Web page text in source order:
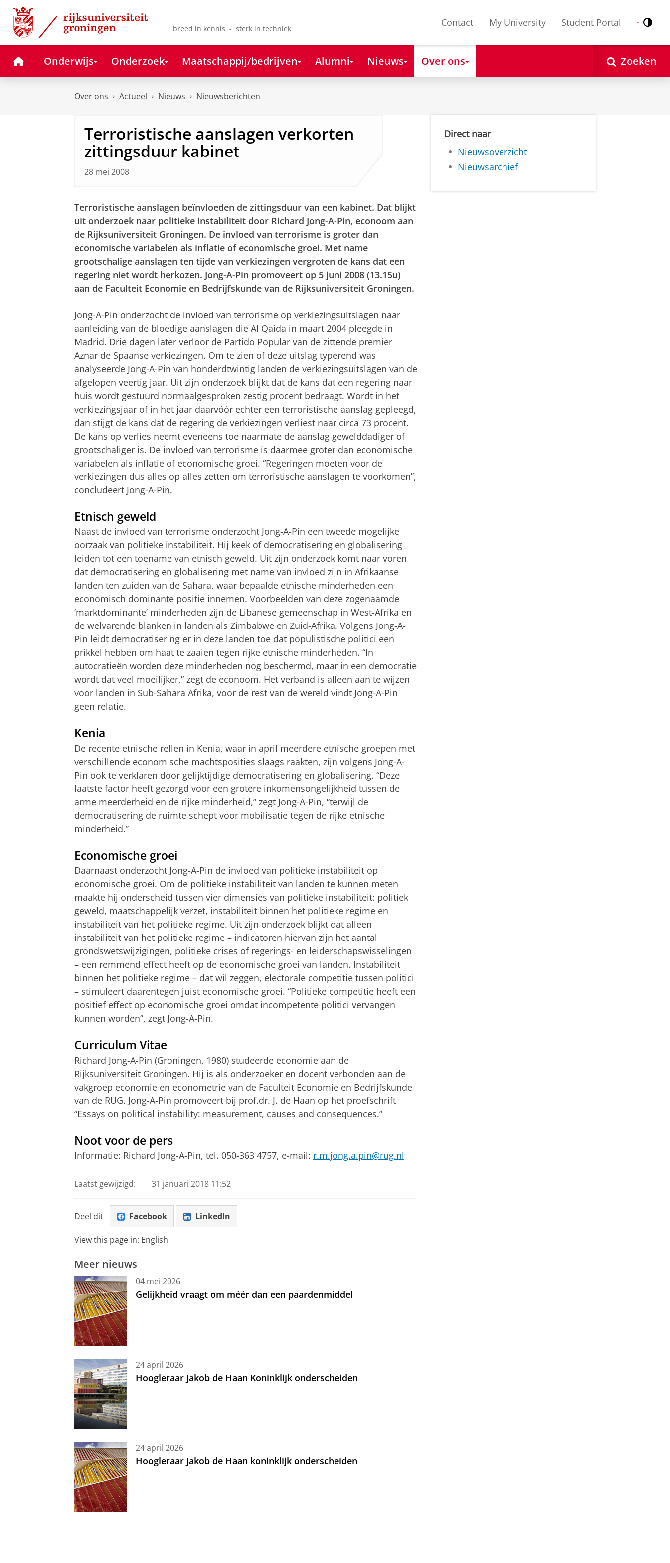
Skip
Content
Skip
Navigation
breed in kennis - sterk in techniek
Contact My University Student Portal Nederlands
English
HomeOnderwijs Onderzoek Maatschappij/bedrijven Alumni Nieuws Over ons Zoeken
Over ons Actueel Nieuws Nieuwsberichten
Terroristische aanslagen verkorten
zittingsduur kabinet
28 mei 2008
Terroristische aanslagen beïnvloeden de zittingsduur van een kabinet. Dat blijkt
uit onderzoek naar politieke instabiliteit door Richard Jong-A-Pin, econoom aan
de Rijksuniversiteit Groningen. De invloed van terrorisme is groter dan
economische variabelen als inflatie of economische groei. Met name
grootschalige aanslagen ten tijde van verkiezingen vergroten de kans dat een
regering niet wordt herkozen. Jong-A-Pin promoveert op 5 juni 2008 (13.15u)
aan de Faculteit Economie en Bedrijfskunde van de Rijksuniversiteit Groningen.
Jong-A-Pin onderzocht de invloed van terrorisme op verkiezingsuitslagen naar
aanleiding van de bloedige aanslagen die Al Qaida in maart 2004 pleegde in
Madrid. Drie dagen later verloor de Partido Popular van de zittende premier
Aznar de Spaanse verkiezingen. Om te zien of deze uitslag typerend was
analyseerde Jong-A-Pin van honderdtwintig landen de verkiezingsuitslagen van de
afgelopen veertig jaar. Uit zijn onderzoek blijkt dat de kans dat een regering naar
huis wordt gestuurd normaalgesproken zestig procent bedraagt. Wordt in het
verkiezingsjaar of in het jaar daarvóór echter een terroristische aanslag gepleegd,
dan stijgt de kans dat de regering de verkiezingen verliest naar circa 73 procent.
De kans op verlies neemt eveneens toe naarmate de aanslag gewelddadiger of
grootschaliger is. De invloed van terrorisme is daarmee groter dan economische
variabelen als inflatie of economische groei. “Regeringen moeten voor de
verkiezingen dus alles op alles zetten om terroristische aanslagen te voorkomen”,
concludeert Jong-A-Pin.
Etnisch geweld
Naast de invloed van terrorisme onderzocht Jong-A-Pin een tweede mogelijke
oorzaak van politieke instabiliteit. Hij keek of democratisering en globalisering
leiden tot een toename van etnisch geweld. Uit zijn onderzoek komt naar voren
dat democratisering en globalisering met name van invloed zijn in Afrikaanse
landen ten zuiden van de Sahara, waar bepaalde etnische minderheden een
economisch dominante positie innemen. Voorbeelden van deze zogenaamde
‘marktdominante’ minderheden zijn de Libanese gemeenschap in West-Afrika en
de welvarende blanken in landen als Zimbabwe en Zuid-Afrika. Volgens Jong-A-
Pin leidt democratisering er in deze landen toe dat populistische politici een
prikkel hebben om haat te zaaien tegen rijke etnische minderheden. “In
autocratieën worden deze minderheden nog beschermd, maar in een democratie
wordt dat veel moeilijker,” zegt de econoom. Het verband is alleen aan te wijzen
voor landen in Sub-Sahara Afrika, voor de rest van de wereld vindt Jong-A-Pin
geen relatie.
Kenia
De recente etnische rellen in Kenia, waar in april meerdere etnische groepen met
verschillende economische machtsposities slaags raakten, zijn volgens Jong-A-
Pin ook te verklaren door gelijktijdige democratisering en globalisering. “Deze
laatste factor heeft gezorgd voor een grotere inkomensongelijkheid tussen de
arme meerderheid en de rijke minderheid,” zegt Jong-A-Pin, “terwijl de
democratisering de ruimte schept voor mobilisatie tegen de rijke etnische
minderheid.”
Economische groei
Daarnaast onderzocht Jong-A-Pin de invloed van politieke instabiliteit op
economische groei. Om de politieke instabiliteit van landen te kunnen meten
maakte hij onderscheid tussen vier dimensies van politieke instabiliteit: politiek
geweld, maatschappelijk verzet, instabiliteit binnen het politieke regime en
instabiliteit van het politieke regime. Uit zijn onderzoek blijkt dat alleen
instabiliteit van het politieke regime – indicatoren hiervan zijn het aantal
grondswetswijzigingen, politieke crises of regerings- en leiderschapswisselingen
– een remmend effect heeft op de economische groei van landen. Instabiliteit
binnen het politieke regime – dat wil zeggen, electorale competitie tussen politici
– stimuleert daarentegen juist economische groei. “Politieke competitie heeft een
positief effect op economische groei omdat incompetente politici vervangen
kunnen worden”, zegt Jong-A-Pin.
Curriculum Vitae
Richard Jong-A-Pin (Groningen, 1980) studeerde economie aan de
Rijksuniversiteit Groningen. Hij is als onderzoeker en docent verbonden aan de
vakgroep economie en econometrie van de Faculteit Economie en Bedrijfskunde
van de RUG. Jong-A-Pin promoveert bij prof.dr. J. de Haan op het proefschrift
“Essays on political instability: measurement, causes and consequences.”
Noot voor de pers
Informatie: Richard Jong-A-Pin, tel. 050-363 4757, e-mail: r.m.jong.a.pin@rug.nl
Laatst gewijzigd: 31 januari 2018 11:52
Deel dit Facebook LinkedIn
View this page in: English
Meer nieuws
04 mei 2026
Gelijkheid vraagt om méér dan een paardenmiddel
24 april 2026
Hoogleraar Jakob de Haan Koninklijk onderscheiden
24 april 2026
Hoogleraar Jakob de Haan koninklijk onderscheiden
Direct naar
Nieuwsoverzicht
Nieuwsarchief